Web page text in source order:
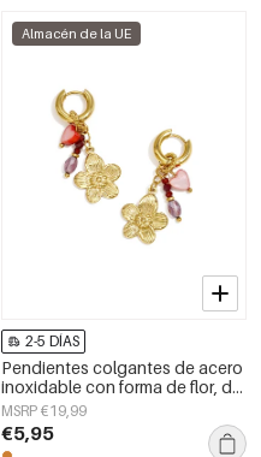
Almacén de la UE
2-5 DÍAS
Pendientes colgantes de acero
inoxidable con forma de flor, de
la serie Daily Simple, joyería para
mujer.
MSRP €19,99
€5,95